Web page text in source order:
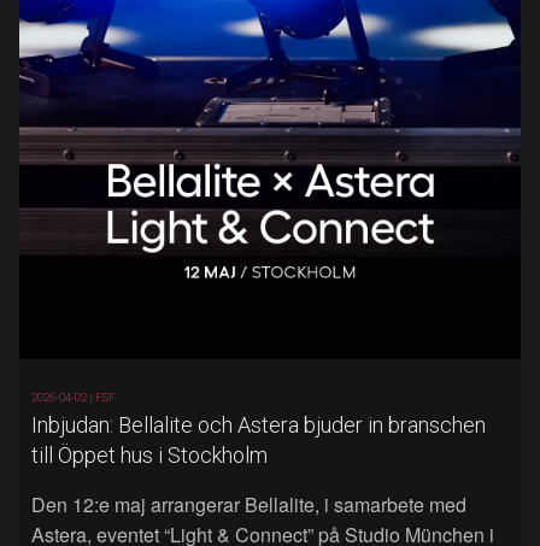
2026-04-02 | FSF
Inbjudan: Bellalite och Astera bjuder in branschen
till Öppet hus i Stockholm
Den 12:e maj arrangerar Bellalite, i samarbete med
Astera, eventet “Light & Connect” på Studio München i